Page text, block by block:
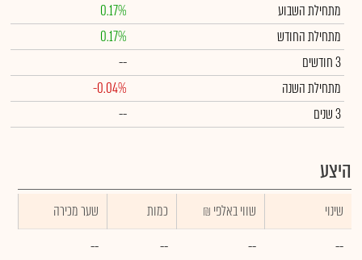
מתחילת השבוע
0.17%
מתחילת החודש
0.17%
3 חודשים
--
מתחילת השנה
-0.04%
3 שנים
--
היצע
שינוי ₪ שווי באלפי כמות
שער מכירה
--
--
--
--